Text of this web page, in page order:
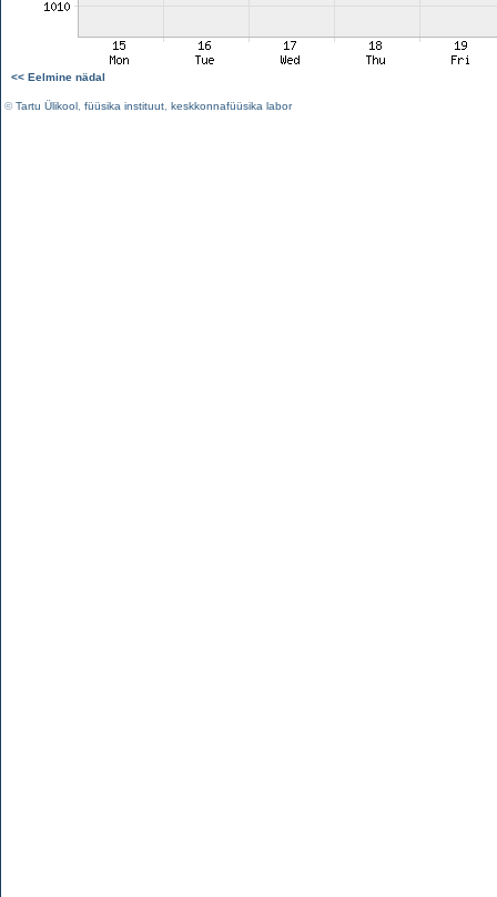
<< Eelmine nädal
©Tartu Ülikool füüsika instituut keskkonnafüüsika labor